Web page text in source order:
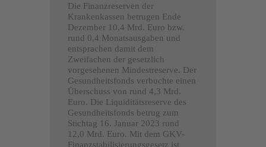
Die Finanzreserven der
Krankenkassen betrugen Ende
Dezember 10,4 Mrd. Euro bzw.
rund 0,4 Monatsausgaben und
entsprachen damit dem
Zweifachen der gesetzlich
vorgesehenen Mindestreserve. Der
Gesundheitsfonds verbuchte einen
Überschuss von rund 4,3 Mrd.
Euro. Die Liquiditätsreserve des
Gesundheitsfonds betrug zum
Stichtag 16. Januar 2023 rund
12,0 Mrd. Euro. Mit dem GKV-
Finanzstabilisierungsgesetz ist